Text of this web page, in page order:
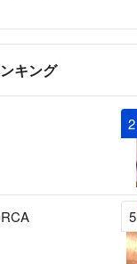
キング
2
5